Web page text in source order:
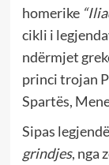
homerike
cikli i
ndërmjet
princi trojan
Spartës,
Sipas
grindjes, nga